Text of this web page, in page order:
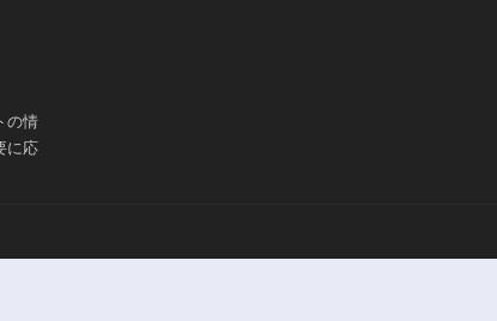
の情
に応